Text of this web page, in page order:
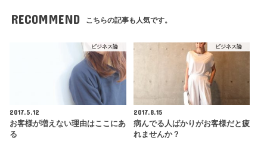
RECOMMEND こちらの記事も人気です。
ビジネス論
2017.5.12
お客様が増えない理由はここにあ
る
ビジネス論
2017.8.15
病んでる人ばかりがお客様だと疲
れませんか？